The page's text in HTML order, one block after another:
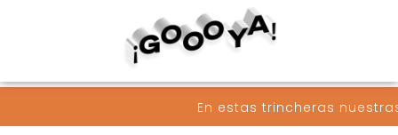
En estas trincheras nuestras armas